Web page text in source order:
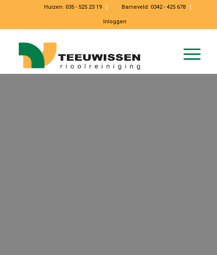
Huizen: 035 - 525 23 19 Barneveld: 0342 - 425 678
Inloggen